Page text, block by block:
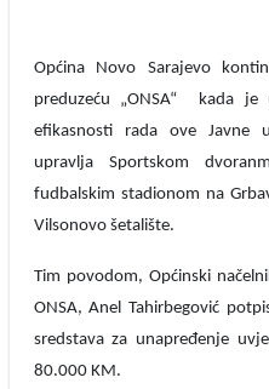
Općina Novo Sarajevo
preduzeću „ONSA“ kada
efikasnosti rada ove Javne
upravlja Sportskom
fudbalskim stadionom na
Vilsonovo šetalište.
Tim povodom, Općinski
ONSA, Anel Tahirbegović
sredstava za unapređenje
80.000 KM.